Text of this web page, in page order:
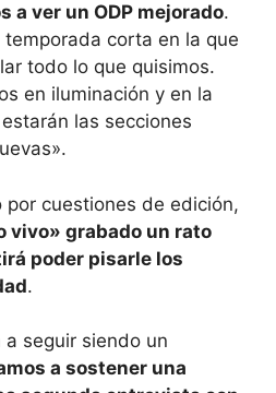
a ver un ODP mejorado.
corta en la que
todo lo que quisimos.
en iluminación y en la
las secciones
por cuestiones de edición,
vivo» grabado un rato
poder pisarle los
.
seguir siendo un
a sostener una